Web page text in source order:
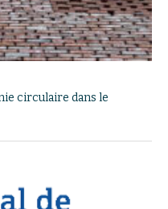
circulaire dans le